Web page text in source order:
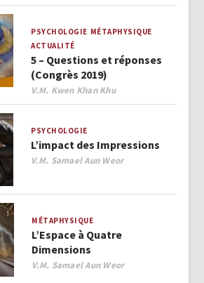
PSYCHOLOGIE MÉTAPHYSIQUE
ACTUALITÉ
5 – Questions et réponses
(Congrès 2019)
Author
V.M. Kwen Khan Khu
PSYCHOLOGIE
L’impact des Impressions
Author
V.M. Samael Aun Weor
MÉTAPHYSIQUE
L’Espace à Quatre
Dimensions
Author
V.M. Samael Aun Weor